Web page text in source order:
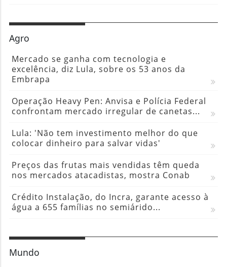
Agro
Mercado se ganha com tecnologia e
excelência, diz Lula, sobre os 53 anos da
Embrapa
Operação Heavy Pen: Anvisa e Polícia Federal
confrontam mercado irregular de canetas...
Lula: 'Não tem investimento melhor do que
colocar dinheiro para salvar vidas'
Preços das frutas mais vendidas têm queda
nos mercados atacadistas, mostra Conab
Crédito Instalação, do Incra, garante acesso à
água a 655 famílias no semiárido...
Mundo